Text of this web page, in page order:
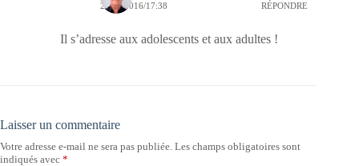
21/01/2016/17:38 RÉPONDRE
Il s’adresse aux adolescents et aux adultes !
Laisser un commentaire
Votre adresse e-mail ne sera pas publiée. Les champs obligatoires sont
indiqués avec *